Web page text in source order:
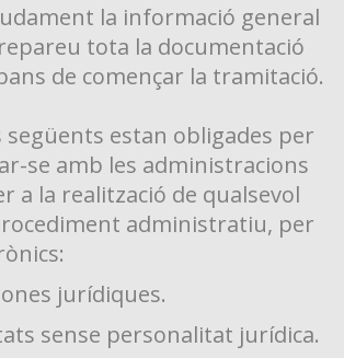
la informació general
tota la documentació
de començar la tramitació.
següents estan obligades per
se amb les administracions
a la realització de qualsevol
administratiu, per
jurídiques.
sense personalitat jurídica.